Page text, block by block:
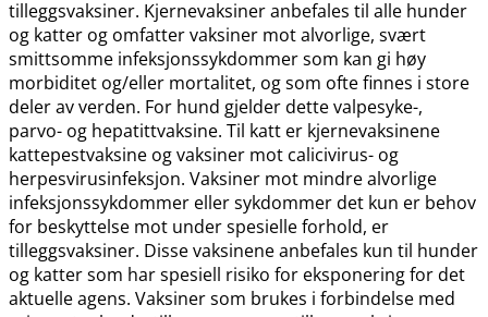
tilleggsvaksiner. Kjernevaksiner anbefales til alle hunder
og katter og omfatter vaksiner mot alvorlige, svært
smittsomme infeksjonssykdommer som kan gi høy
morbiditet og​/​eller mortalitet, og som ofte finnes i store
deler av verden. For hund gjelder dette valpesyke-,
parvo- og hepatittvaksine. Til katt er kjernevaksinene
kattepestvaksine og vaksiner mot calicivirus- og
herpesvirusinfeksjon. Vaksiner mot mindre alvorlige
infeksjonssykdommer eller sykdommer det kun er behov
for beskyttelse mot under spesielle forhold, er
tilleggsvaksiner. Disse vaksinene anbefales kun til hunder
og katter som har spesiell risiko for eksponering for det
aktuelle agens. Vaksiner som brukes i forbindelse med